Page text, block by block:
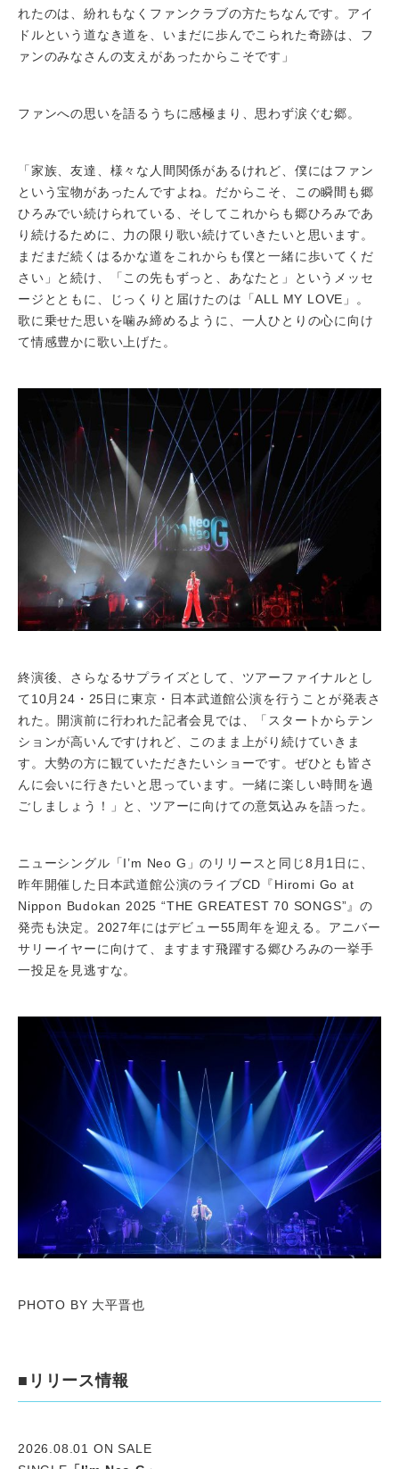
れたのは、紛れもなくファンクラブの方たちなんです。アイ
ドルという道なき道を、いまだに歩んでこられた奇跡は、フ
ァンのみなさんの支えがあったからこそです」
ファンへの思いを語るうちに感極まり、思わず涙ぐむ郷。
「家族、友達、様々な人間関係があるけれど、僕にはファン
という宝物があったんですよね。だからこそ、この瞬間も郷
ひろみでい続けられている、そしてこれからも郷ひろみであ
り続けるために、力の限り歌い続けていきたいと思います。
まだまだ続くはるかな道をこれからも僕と一緒に歩いてくだ
さい」と続け、「この先もずっと、あなたと」というメッセ
ージとともに、じっくりと届けたのは「ALL MY LOVE」。
歌に乗せた思いを噛み締めるように、一人ひとりの心に向け
て情感豊かに歌い上げた。
終演後、さらなるサプライズとして、ツアーファイナルとし
て10月24・25日に東京・日本武道館公演を行うことが発表さ
れた。開演前に行われた記者会見では、「スタートからテン
ションが高いんですけれど、このまま上がり続けていきま
す。大勢の方に観ていただきたいショーです。ぜひとも皆さ
んに会いに行きたいと思っています。一緒に楽しい時間を過
ごしましょう！」と、ツアーに向けての意気込みを語った。
ニューシングル「I’m Neo G」のリリースと同じ8月1日に、
昨年開催した日本武道館公演のライブCD『Hiromi Go at
Nippon Budokan 2025 “THE GREATEST 70 SONGS”』の
発売も決定。2027年にはデビュー55周年を迎える。アニバー
サリーイヤーに向けて、ますます飛躍する郷ひろみの一挙手
一投足を見逃すな。
PHOTO BY 大平晋也
■リリース情報
2026.08.01 ON SALE